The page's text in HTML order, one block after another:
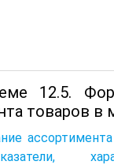
12.5.
товаров в